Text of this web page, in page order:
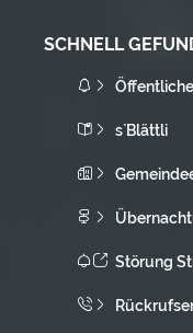
SCHNELL
s`Blättli
Störung